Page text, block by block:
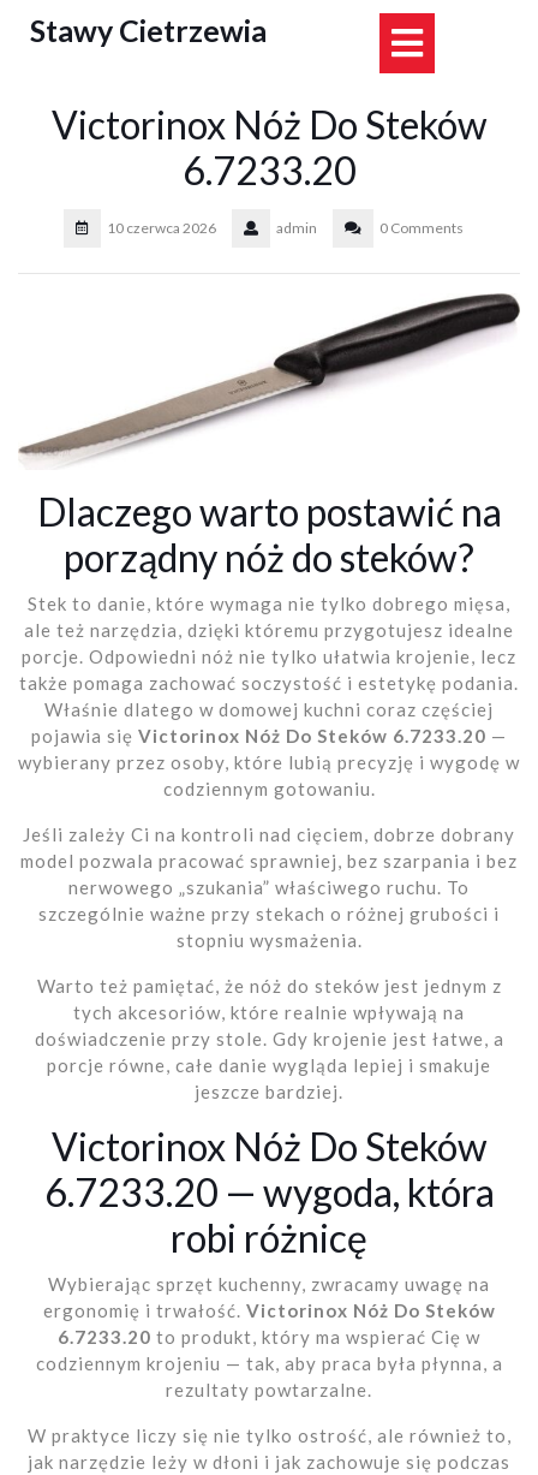
Stawy Cietrzewia
Victorinox Nóż Do Steków
6.7233.20
10 czerwca 2026 admin 0 Comments
Dlaczego warto postawić na
porządny nóż do steków?
Stek to danie, które wymaga nie tylko dobrego mięsa,
ale też narzędzia, dzięki któremu przygotujesz idealne
porcje. Odpowiedni nóż nie tylko ułatwia krojenie, lecz
także pomaga zachować soczystość i estetykę podania.
Właśnie dlatego w domowej kuchni coraz częściej
pojawia się Victorinox Nóż Do Steków 6.7233.20 —
wybierany przez osoby, które lubią precyzję i wygodę w
codziennym gotowaniu.
Jeśli zależy Ci na kontroli nad cięciem, dobrze dobrany
model pozwala pracować sprawniej, bez szarpania i bez
nerwowego „szukania” właściwego ruchu. To
szczególnie ważne przy stekach o różnej grubości i
stopniu wysmażenia.
Warto też pamiętać, że nóż do steków jest jednym z
tych akcesoriów, które realnie wpływają na
doświadczenie przy stole. Gdy krojenie jest łatwe, a
porcje równe, całe danie wygląda lepiej i smakuje
jeszcze bardziej.
Victorinox Nóż Do Steków
6.7233.20 — wygoda, która
robi różnicę
Wybierając sprzęt kuchenny, zwracamy uwagę na
ergonomię i trwałość. Victorinox Nóż Do Steków
6.7233.20 to produkt, który ma wspierać Cię w
codziennym krojeniu — tak, aby praca była płynna, a
rezultaty powtarzalne.
W praktyce liczy się nie tylko ostrość, ale również to,
jak narzędzie leży w dłoni i jak zachowuje się podczas